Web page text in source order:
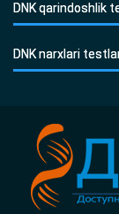
DNK qarindoshlik
DNK narxlari